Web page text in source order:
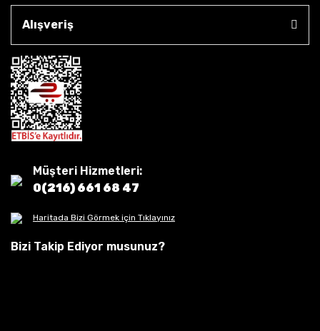
Alışveriş
Müşteri Hizmetleri:
0(216) 661 68 47
Haritada Bizi Görmek için Tıklayınız
Bizi Takip Ediyor musunuz?